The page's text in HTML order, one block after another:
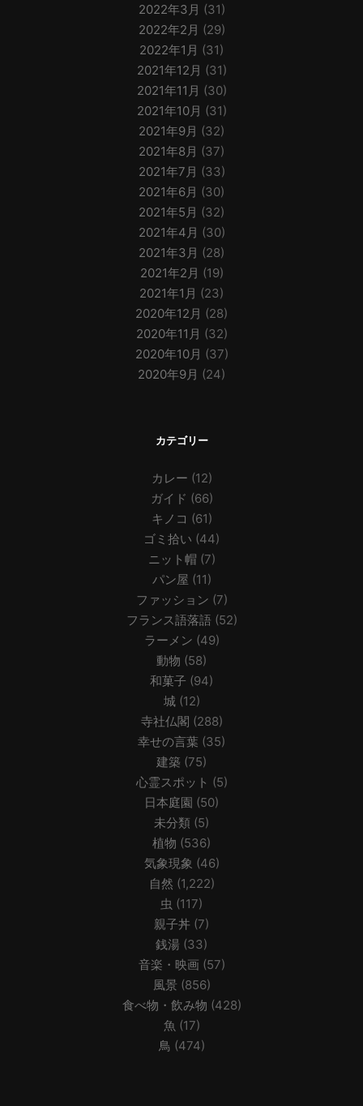
2022年3月 (31)
2022年2月 (29)
2022年1月 (31)
2021年12月 (31)
2021年11月 (30)
2021年10月 (31)
2021年9月 (32)
2021年8月 (37)
2021年7月 (33)
2021年6月 (30)
2021年5月 (32)
2021年4月 (30)
2021年3月 (28)
2021年2月 (19)
2021年1月 (23)
2020年12月 (28)
2020年11月 (32)
2020年10月 (37)
2020年9月 (24)
カテゴリー
カレー (12)
ガイド (66)
キノコ (61)
ゴミ拾い (44)
ニット帽 (7)
パン屋 (11)
ファッション (7)
フランス語落語 (52)
ラーメン (49)
動物 (58)
和菓子 (94)
城(12)
寺社仏閣 (288)
幸せの言葉 (35)
建築 (75)
心霊スポット (5)
日本庭園 (50)
未分類 (5)
植物 (536)
気象現象 (46)
自然 (1,222)
虫 (117)
親子丼 (7)
銭湯 (33)
音楽・映画 (57)
風景(856)
食べ物・飲み物 (428)
魚 (17)
鳥 (474)